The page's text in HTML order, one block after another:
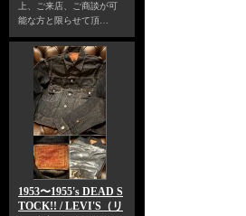
上、ご来店、ご商談が可
能な方と限らせて頂…
1953〜1955's DEAD S
TOCK!! / LEVI'S（リ